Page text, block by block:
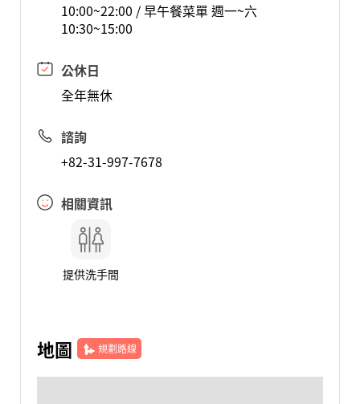
10:00~22:00 / 早午餐菜單 週一~六
10:30~15:00
公休日
全年無休
諮詢
+82-31-997-7678
相關資訊
提供洗手間
地圖 規劃路線